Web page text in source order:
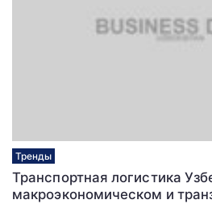
Тренды
Транспортная логистика
макроэкономическом и